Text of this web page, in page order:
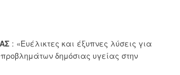
: «Ευέλικτες και έξυπνες λύσεις για
δημόσιας υγείας στην